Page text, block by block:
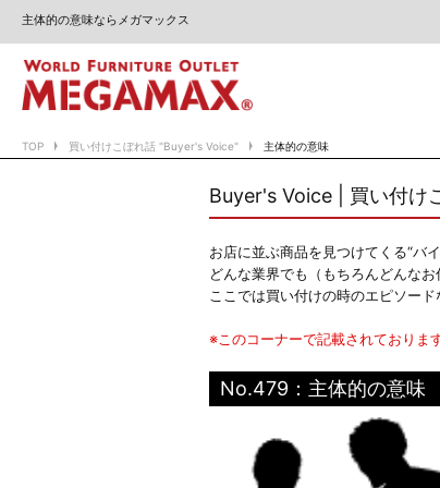
主体的の意味ならメガマックス
TOP 買い付けこぼれ話 "Buyer's Voice" 主体的の意味
Buyer's Voice | 買い付け
お店に並ぶ商品を見つけてくる“バ
どんな業界でも（もちろんどんな
ここでは買い付けの時のエピソード
※このコーナーで記載されておりま
No.479：主体的の意味